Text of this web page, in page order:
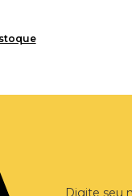
Digite seu